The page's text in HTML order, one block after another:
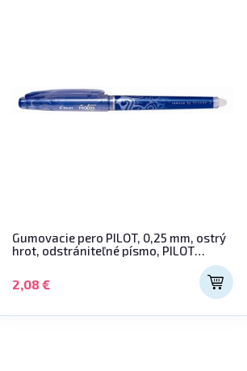
Gumovacie pero PILOT, 0,25 mm, ostrý
hrot, odstrániteľné písmo, PILOT
2,08 €